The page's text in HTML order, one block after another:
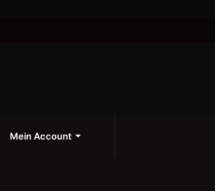
Mein Account